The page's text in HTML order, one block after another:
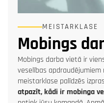
MEISTARKLASE
Mobings
Mobings darba vietā ir
veselības
meistarklase palīdzēs
atpazīt, kādi ir mobinga